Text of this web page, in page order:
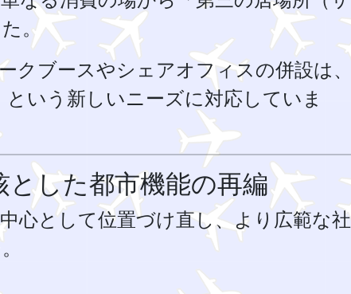
。
クブースやシェアオフィスの併設は、
という新しいニーズに対応していま
した都市機能の再編
心として位置づけ直し、より広範な社